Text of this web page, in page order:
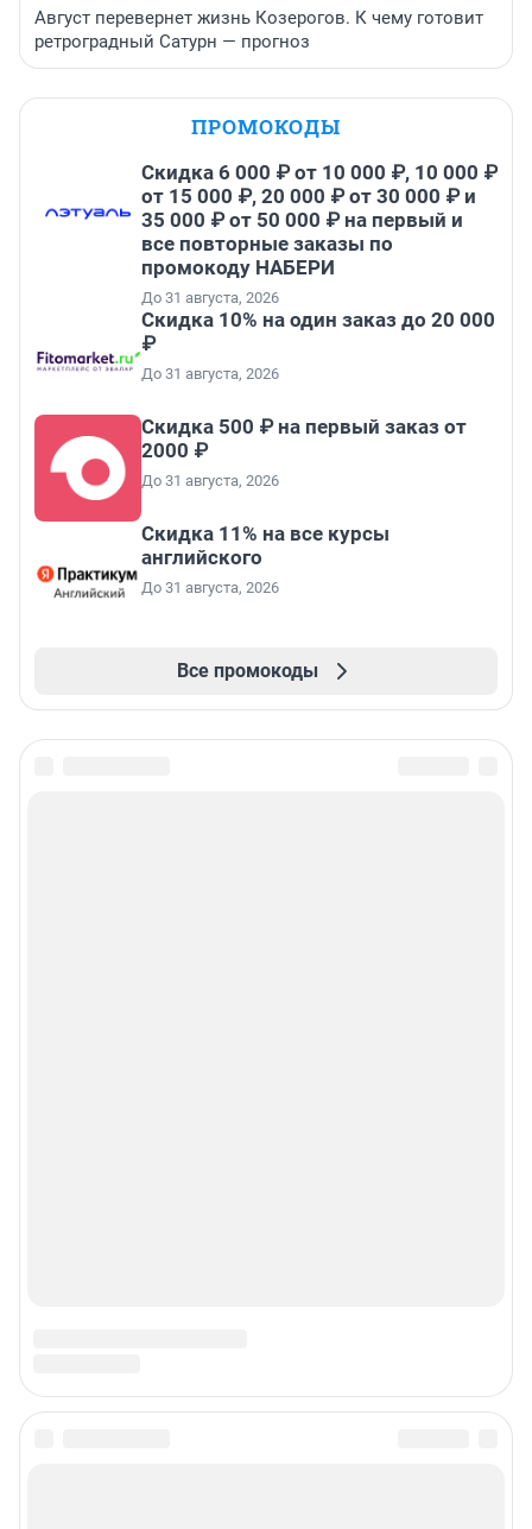
Август перевернет жизнь Козерогов. К чему готовит
ретроградный Сатурн — прогноз
ПРОМОКОДЫ
Скидка 6 000 ₽ от 10 000 ₽, 10 000 ₽
от 15 000 ₽, 20 000 ₽ от 30 000 ₽ и
35 000 ₽ от 50 000 ₽ на первый и
все повторные заказы по
промокоду НАБЕРИ
До 31 августа, 2026
Скидка 10% на один заказ до 20 000
₽
До 31 августа, 2026
Скидка 500 ₽ на первый заказ от
2000 ₽
До 31 августа, 2026
Скидка 11% на все курсы
английского
До 31 августа, 2026
Все промокоды